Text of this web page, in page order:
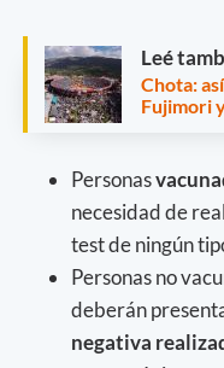
Leé
Chota:
Fujimori
Personas
necesidad de
test de ningún
Personas no
deberán
negativa